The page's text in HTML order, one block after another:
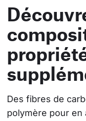
Des fibres de
polymère pour en